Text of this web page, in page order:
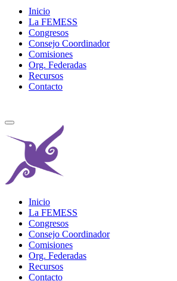
Femess
Federación Mexicana de Educación Sexual y
Inicio
La FEMESS
Congresos
Consejo Coordinador
Comisiones
Org. Federadas
Recursos
Contacto
Inicio
La FEMESS
Congresos
Consejo Coordinador
Comisiones
Org. Federadas
Recursos
Contacto